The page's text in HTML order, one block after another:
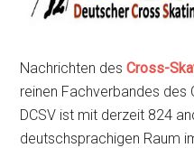
Nachrichten desCross-
reinen Fachverbandes des
DCSV ist mit derzeit 824
deutschsprachigen Raum